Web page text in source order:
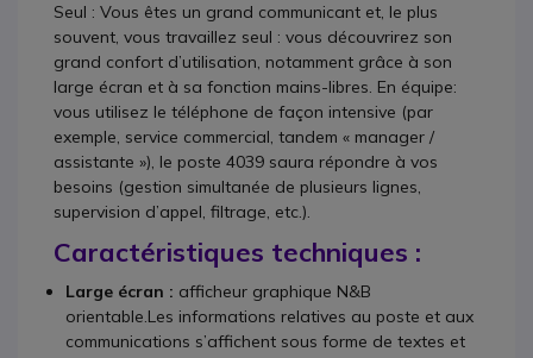
Seul : Vous êtes un grand communicant et, le plus
souvent, vous travaillez seul : vous découvrirez son
grand confort d’utilisation, notamment grâce à son
large écran et à sa fonction mains-libres. En équipe:
vous utilisez le téléphone de façon intensive (par
exemple, service commercial, tandem « manager /
assistante »), le poste 4039 saura répondre à vos
besoins (gestion simultanée de plusieurs lignes,
supervision d’appel, filtrage, etc.).
Caractéristiques techniques :
Large écran : afficheur graphique N&B
orientable.Les informations relatives au poste et aux
communications s’affichent sous forme de textes et